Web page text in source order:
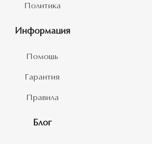
Политика
Информация
Помощь
Гарантия
Правила
Блог